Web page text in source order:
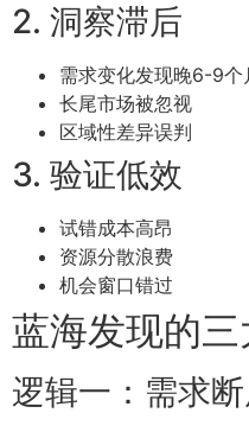
2. 洞察滞后
需求变化发现晚6-9个
长尾市场被忽视
区域性差异误判
3. 验证低效
试错成本高昂
资源分散浪费
机会窗口错过
蓝海发现的
逻辑一：需求断